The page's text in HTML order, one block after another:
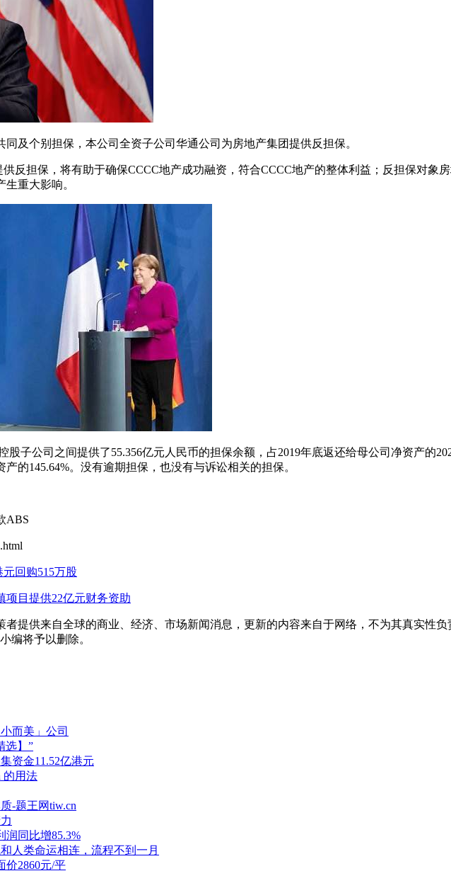
同及个别担保，本公司全资子公司华通公司为房地产集团提供反担保。
反担保，将有助于确保CCCC地产成功融资，符合CCCC地产的整体利益；反担保对象
重大影响。
股子公司之间提供了55.356亿元人民币的担保余额，占2019年底返还给母公司净资产的
的145.64%。没有逾期担保，也没有与诉讼相关的担保。
ABS
元回购515万股
项目提供22亿元财务资助
提供来自全球的商业、经济、市场新闻消息，更新的内容来自于网络，不为其真实性
编将予以删除。
而美」公司
选】”
资金11.52亿港元
的用法
-题王网tiw.cn
润同比增85.3%
人类命运相连，流程不到一月
价2860元/平